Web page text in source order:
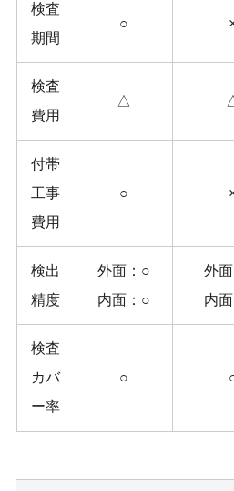
検査
期間
○
検査
費用
△
付帯
工事
費用
○
検出
精度
外面：○
内面：○
外
内
検査
カバ
ー率
○